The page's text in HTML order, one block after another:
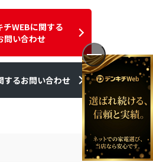
チWEBに関する
問い合わせ
するお問い合わせ